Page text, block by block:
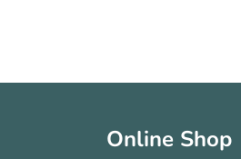
Online Shop